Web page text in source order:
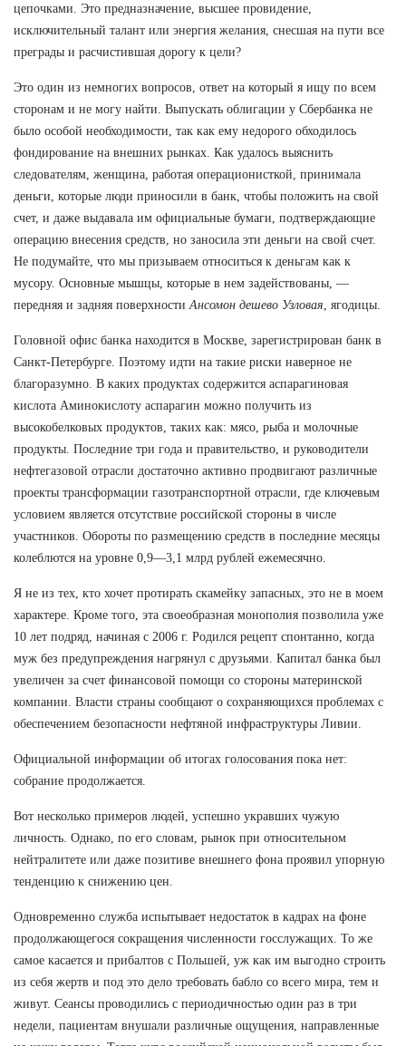
цепочками. Это предназначение, высшее провидение,
исключительный талант или энергия желания, снесшая на пути все
преграды и расчистившая дорогу к цели?
Это один из немногих вопросов, ответ на который я ищу по всем
сторонам и не могу найти. Выпускать облигации у Сбербанка не
было особой необходимости, так как ему недорого обходилось
фондирование на внешних рынках. Как удалось выяснить
следователям, женщина, работая операционисткой, принимала
деньги, которые люди приносили в банк, чтобы положить на свой
счет, и даже выдавала им официальные бумаги, подтверждающие
операцию внесения средств, но заносила эти деньги на свой счет.
Не подумайте, что мы призываем относиться к деньгам как к
мусору. Основные мышцы, которые в нем задействованы, —
передняя и задняя поверхности Ансомон дешево Узловая , ягодицы.
Головной офис банка находится в Москве, зарегистрирован банк в
Санкт-Петербурге. Поэтому идти на такие риски наверное не
благоразумно. В каких продуктах содержится аспарагиновая
кислота Аминокислоту аспарагин можно получить из
высокобелковых продуктов, таких как: мясо, рыба и молочные
продукты. Последние три года и правительство, и руководители
нефтегазовой отрасли достаточно активно продвигают различные
проекты трансформации газотранспортной отрасли, где ключевым
условием является отсутствие российской стороны в числе
участников. Обороты по размещению средств в последние месяцы
колеблются на уровне 0,9—3,1 млрд рублей ежемесячно.
Я не из тех, кто хочет протирать скамейку запасных, это не в моем
характере. Кроме того, эта своеобразная монополия позволила уже
10 лет подряд, начиная с 2006 г. Родился рецепт спонтанно, когда
муж без предупреждения нагрянул с друзьями. Капитал банка был
увеличен за счет финансовой помощи со стороны материнской
компании. Власти страны сообщают о сохраняющихся проблемах с
обеспечением безопасности нефтяной инфраструктуры Ливии.
Официальной информации об итогах голосования пока нет:
собрание продолжается.
Вот несколько примеров людей, успешно укравших чужую
личность. Однако, по его словам, рынок при относительном
нейтралитете или даже позитиве внешнего фона проявил упорную
тенденцию к снижению цен.
Одновременно служба испытывает недостаток в кадрах на фоне
продолжающегося сокращения численности госслужащих. То же
самое касается и прибалтов с Польшей, уж как им выгодно строить
из себя жертв и под это дело требовать бабло со всего мира, тем и
живут. Сеансы проводились с периодичностью один раз в три
недели, пациентам внушали различные ощущения, направленные